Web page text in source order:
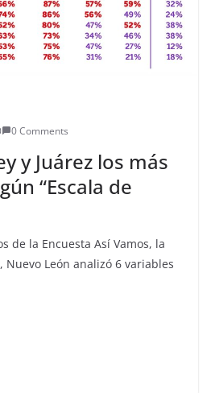
0 Comments
y Juárez los más
“Escala de
de la Encuesta Así Vamos, la
Nuevo León analizó 6 variables